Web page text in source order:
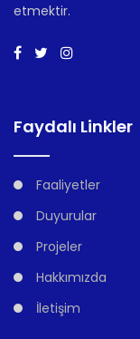
etmektir.
Faydalı Linkler
Faaliyetler
Duyurular
Projeler
Hakkımızda
İletişim